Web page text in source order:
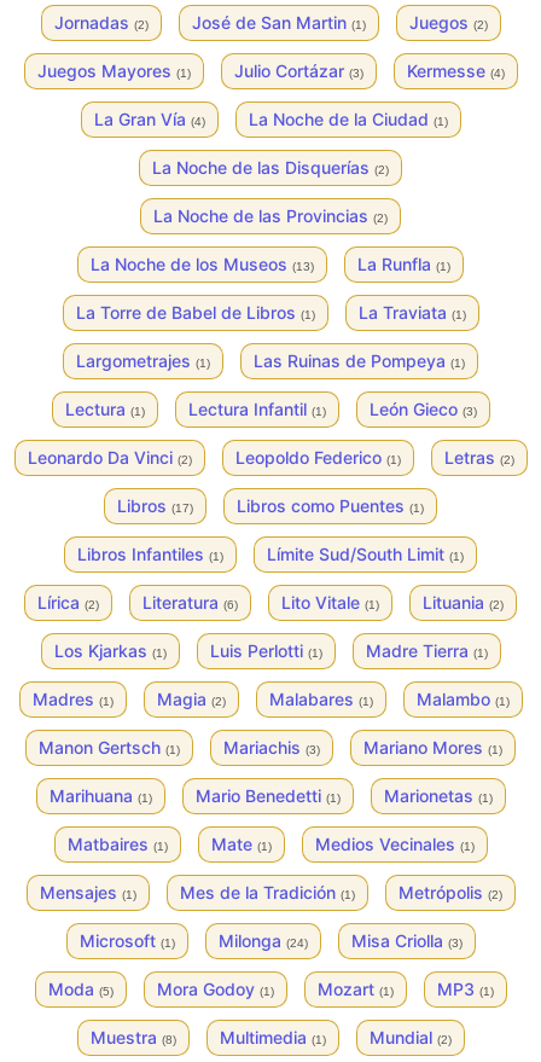
Jornadas (2) José de San Martin (1) Juegos (2)
Juegos Mayores (1) Julio Cortázar (3) Kermesse (4)
La Gran Vía (4) La Noche de la Ciudad (1)
La Noche de las Disquerías (2)
La Noche de las Provincias (2)
La Noche de los Museos (13) La Runfla (1)
La Torre de Babel de Libros (1) La Traviata (1)
Largometrajes (1) Las Ruinas de Pompeya (1)
Lectura (1) Lectura Infantil (1) León Gieco (3)
Leonardo Da Vinci (2) Leopoldo Federico (1) Letras (2)
Libros (17) Libros como Puentes (1)
Libros Infantiles (1) Límite Sud/South Limit (1)
Lírica (2) Literatura (6) Lito Vitale (1) Lituania (2)
Los Kjarkas (1) Luis Perlotti (1) Madre Tierra (1)
Madres (1) Magia (2) Malabares (1) Malambo (1)
Manon Gertsch (1) Mariachis (3) Mariano Mores (1)
Marihuana (1) Mario Benedetti (1) Marionetas (1)
Matbaires (1) Mate (1) Medios Vecinales (1)
Mensajes (1) Mes de la Tradición (1) Metrópolis (2)
Microsoft (1) Milonga (24) Misa Criolla (3)
Moda (5) Mora Godoy (1) Mozart (1) MP3 (1)
Muestra (8) Multimedia (1) Mundial (2)